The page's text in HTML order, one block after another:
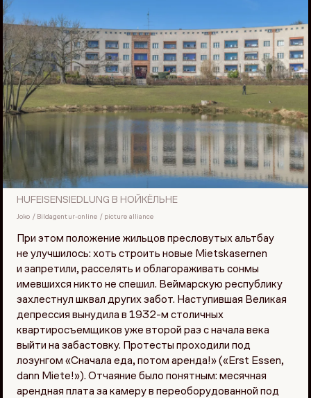
HUFEISENSIEDLUNG В НОЙКЁЛЬНЕ
Joko / Bildagentur-online / picture alliance
При этом положение жильцов пресловутых альтбау
не улучшилось: хоть строить новые Mietskasernen
и запретили, расселять и облагораживать сонмы
имевшихся никто не спешил. Веймарскую республику
захлестнул шквал других забот. Наступившая Великая
депрессия вынудила в 1932-м столичных
квартиросъемщиков уже второй раз с начала века
выйти на забастовку. Протесты проходили под
лозунгом «Сначала еда, потом аренда!» («Erst Essen,
dann Miete!»). Отчаяние было понятным: месячная
арендная плата за камеру в переоборудованной под